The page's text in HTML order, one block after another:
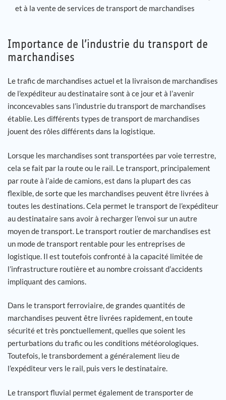
et à la vente de services de transport de marchandises
Importance de l’industrie du transport de
marchandises
Le trafic de marchandises actuel et la livraison de marchandises
de l’expéditeur au destinataire sont à ce jour et à l’avenir
inconcevables sans l’industrie du transport de marchandises
établie. Les différents types de transport de marchandises
jouent des rôles différents dans la logistique.
Lorsque les marchandises sont transportées par voie terrestre,
cela se fait par la route ou le rail. Le transport, principalement
par route à l’aide de camions, est dans la plupart des cas
flexible, de sorte que les marchandises peuvent être livrées à
toutes les destinations. Cela permet le transport de l’expéditeur
au destinataire sans avoir à recharger l’envoi sur un autre
moyen de transport. Le transport routier de marchandises est
un mode de transport rentable pour les entreprises de
logistique. Il est toutefois confronté à la capacité limitée de
l’infrastructure routière et au nombre croissant d’accidents
impliquant des camions.
Dans le transport ferroviaire, de grandes quantités de
marchandises peuvent être livrées rapidement, en toute
sécurité et très ponctuellement, quelles que soient les
perturbations du trafic ou les conditions météorologiques.
Toutefois, le transbordement a généralement lieu de
l’expéditeur vers le rail, puis vers le destinataire.
Le transport fluvial permet également de transporter de